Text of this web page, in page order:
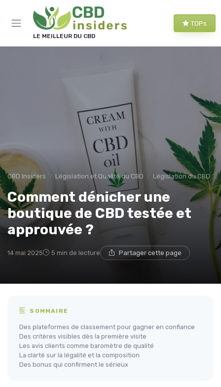
LE MEILLEUR DU CBD
TOPs
CBD Insiders Législation et Qualité du CBD Législation du CBD
Comment dénicher une
boutique de CBD testée et
approuvée ?
14 mai 2025 5 min de lecture Partager cette page
SOMMAIRE
Des plateformes de classement pour gagner en confiance
Des critères visibles dès la première visite
Les avis clients comme baromètre de qualité
La clarté sur la légalité et la composition
Des bonus qui confirment le sérieux
Panneau de gestion des cookies